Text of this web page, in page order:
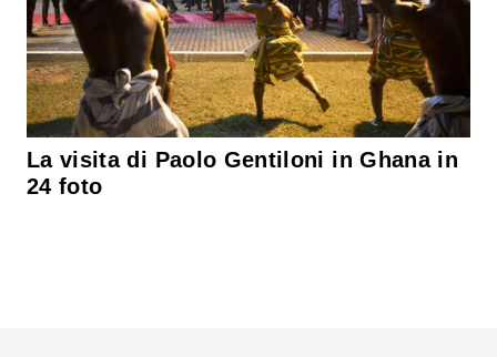
La visita di Paolo Gentiloni in Ghana in
24 foto